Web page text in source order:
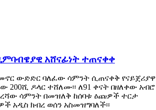
አሸናፊነት ተጠናቀቀ
ውድድር ባለፈው ሳምንት ሲጠናቀቅ የናይጀሪያዋ
200ሺ ዶላር ተሸለሙ፡፡ ለ91 ቀናት በዘለቀው አብሮ
ሳምንት በመዝለቅ ከሰባቱ ዕጩዎች ተርታ
አዲስ ክብረ ወሰን አስመዝግባለች፡፡